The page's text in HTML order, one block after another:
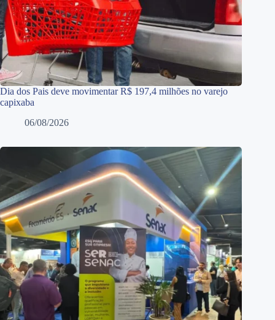
Dia dos Pais deve movimentar R$ 197,4 milhões no varejo
capixaba
06/08/2026